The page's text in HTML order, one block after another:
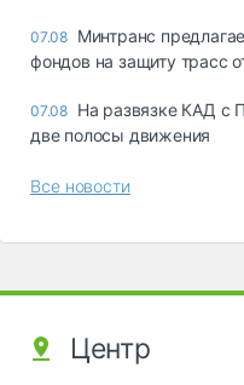
07.08 Минтранс
фондов на защиту трасс
07.08 На развязке КАД с
две полосы движения
Все новости
Центр